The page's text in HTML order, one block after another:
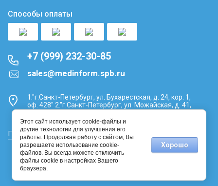
Способы оплаты
+7 (999) 232-30-85
sales@medinform.spb.ru
1."г.Санкт-Петербург, ул. Бухарестская, д. 24, кор. 1,
оф. 428" 2."г.Санкт-Петербург, ул. Можайская, д. 41,
Политика конфиденциальности
Компания Мегагрупп:
Этот сайт использует cookie-файлы и
другие технологии для улучшения его
работы. Продолжая работу с сайтом, Вы
разрешаете использование cookie-
файлов. Вы всегда можете отключить
файлы cookie в настройках Вашего
браузера.
Хорошо